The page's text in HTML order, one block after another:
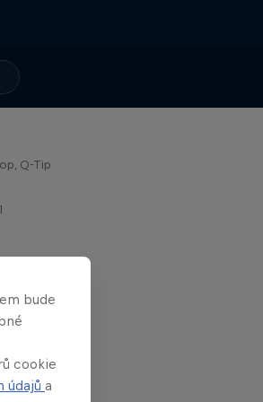
-
Q-Tip
bude
cookie
údajů a